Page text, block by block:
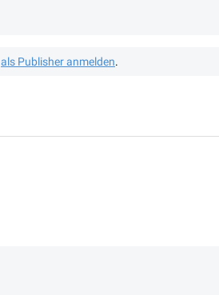
als Publisher anmelden.